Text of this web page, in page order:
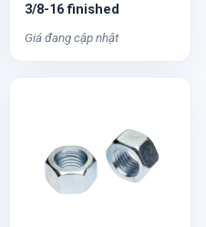
3/8-16 finished
Giá đang cập nhật